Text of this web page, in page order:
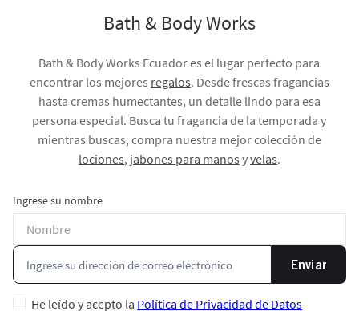
Bath & Body Works
Bath & Body Works Ecuador es el lugar perfecto para
encontrar los mejores regalos. Desde frescas fragancias
hasta cremas humectantes, un detalle lindo para esa
persona especial. Busca tu fragancia de la temporada y
mientras buscas, compra nuestra mejor colección de
lociones, jabones para manos yvelas.
Ingrese su nombre
Enviar
He leído y acepto la Política de Privacidad de Datos